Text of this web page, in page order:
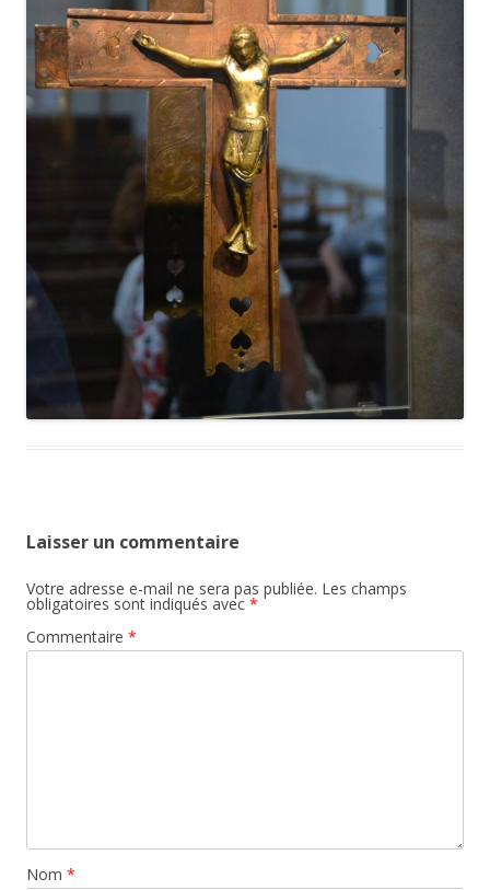
Laisser un commentaire
Votre adresse e-mail ne sera pas publiée. Les champs
obligatoires sont indiqués avec *
Commentaire *
Nom *